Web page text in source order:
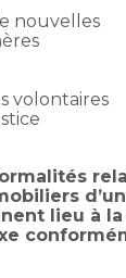
nouvelles
volontaires
lieu à la